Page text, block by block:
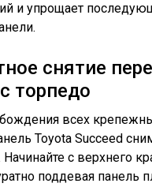
и упрощает
снятие
торпедо
всех
Toyota Succeed
Начинайте с верхнего
поддевая панель